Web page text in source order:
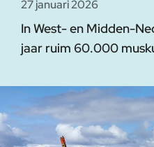
27 januari 2026
In West- en Midden-
jaar ruim 60.000